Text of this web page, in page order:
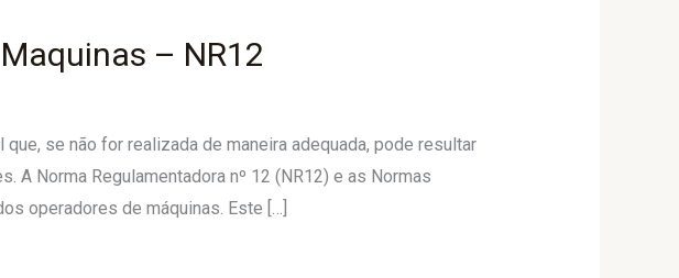
– NR12
se não for realizada de maneira adequada, pode resultar
A Norma Regulamentadora nº 12 (NR12) e as Normas
operadores de máquinas. Este […]